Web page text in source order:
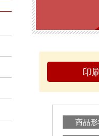
印
商品